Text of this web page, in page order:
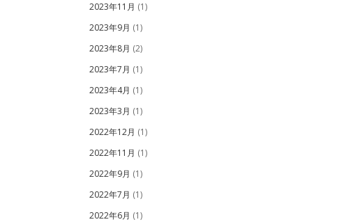
2023年11月 (1)
2023年9月 (1)
2023年8月 (2)
2023年7月 (1)
2023年4月 (1)
2023年3月 (1)
2022年12月 (1)
2022年11月 (1)
2022年9月 (1)
2022年7月 (1)
2022年6月 (1)